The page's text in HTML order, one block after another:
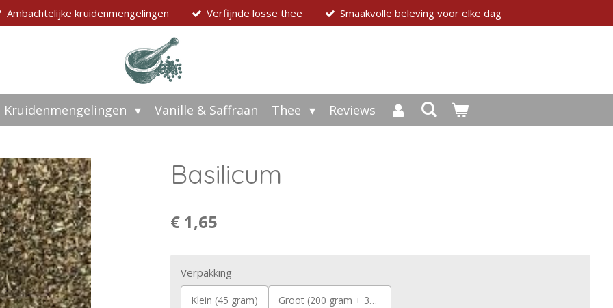
Ambachtelijke kruidenmengelingen Verfijnde losse thee Smaakvolle beleving voor elke dag
Kruidenmengelingen Vanille & Saffraan Thee Reviews
Basilicum
€ 1,65
Verpakking
Klein (45 gram) Groot (200 gram + 30 gram Gratis)